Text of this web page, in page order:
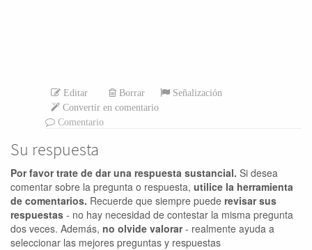
Editar Borrar
Señalización
Convertir en comentario
Comentario
Su respuesta
Por favor trate de dar una respuesta sustancial. Si desea
comentar sobre la pregunta o respuesta, utilice la herramienta
de comentarios. Recuerde que siempre puede revisar sus
respuestas - no hay necesidad de contestar la misma pregunta
dos veces. Además, no olvide valorar- realmente ayuda a
seleccionar las mejores preguntas y respuestas